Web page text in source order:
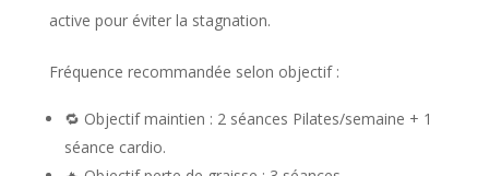
o
active pour éviter la stagnation.
Fréquence recommandée selon objectif :
🔁 Objectif maintien : 2 séances Pilates/semaine + 1
séance cardio.